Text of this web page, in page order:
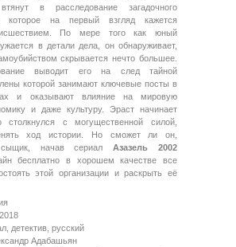
в расследование загадочного
которое на первый взгляд кажется
По мере того как юный
в детали дела, он обнаруживает,
скрывается нечто большее.
выводит его на след тайной
которой занимают ключевые посты в
и оказывают влияние на мировую
и даже культуру. Эраст начинает
столкнулся с могущественной силой,
ход истории. Но сможет ли он,
сыщик, начав сериалАзазель 2002
бесплатно в хорошем качестве все
этой организации и раскрыть её
2018
детектив, русский
Адабашьян